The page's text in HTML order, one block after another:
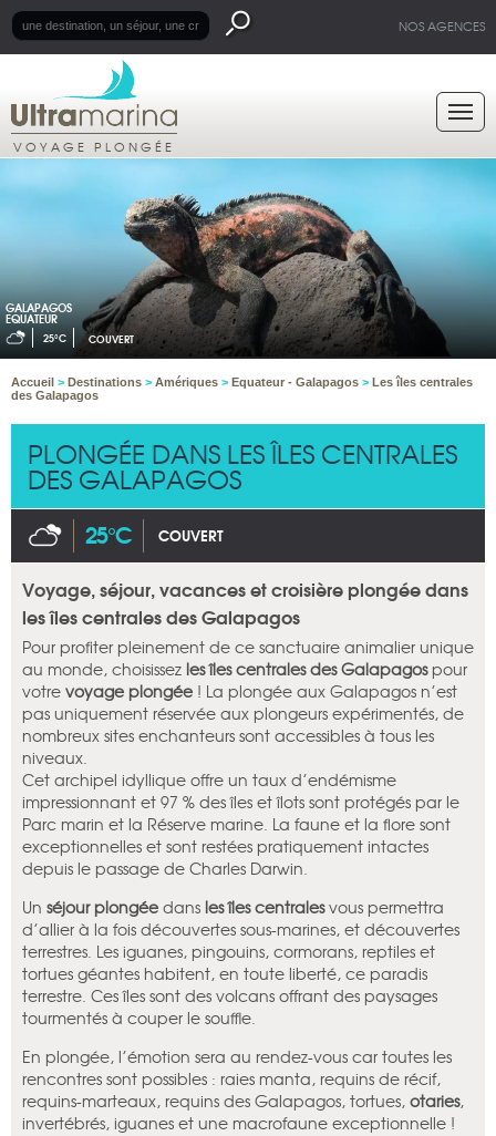
NOS AGENCES
VOYAGE PLONGÉE
GALAPAGOS
EQUATEUR
25°C COUVERT
Accueil > Destinations > Amériques > Equateur - Galapagos > Les îles centrales
des Galapagos
PLONGÉE DANS LES ÎLES CENTRALES
DES GALAPAGOS
25°C COUVERT
Voyage, séjour, vacances et croisière plongée dans
les îles centrales des Galapagos
Pour profiter pleinement de ce sanctuaire animalier unique
au monde, choisissez les îles centrales des Galapagospour
votre voyage plongée ! La plongée aux Galapagos n’est
pas uniquement réservée aux plongeurs expérimentés, de
nombreux sites enchanteurs sont accessibles à tous les
niveaux.
Cet archipel idyllique offre un taux d’endémisme
impressionnant et 97 % des îles et îlots sont protégés par le
Parc marin et la Réserve marine. La faune et la flore sont
exceptionnelles et sont restées pratiquement intactes
depuis le passage de Charles Darwin.
Un séjour plongée dans les îles centralesvous permettra
d’allier à la fois découvertes sous-marines, et découvertes
terrestres. Les iguanes, pingouins, cormorans, reptiles et
tortues géantes habitent, en toute liberté, ce paradis
terrestre. Ces îles sont des volcans offrant des paysages
tourmentés à couper le souffle.
En plongée, l’émotion sera au rendez-vous car toutes les
rencontres sont possibles : raies manta, requins de récif,
requins-marteaux, requins des Galapagos, tortues, otaries,
invertébrés, iguanes et une macrofaune exceptionnelle !